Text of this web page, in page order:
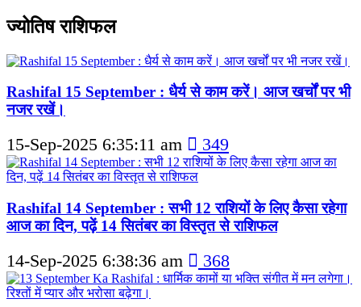
ज्योतिष राशिफल
Rashifal 15 September : धैर्य से काम करें। आज खर्चों पर भी
नजर रखें।
15-Sep-2025 6:35:11 am 349
Rashifal 14 September : सभी 12 राशियों के लिए कैसा रहेगा
आज का दिन, पढ़ें 14 सितंबर का विस्तृत से राशिफल
14-Sep-2025 6:38:36 am 368